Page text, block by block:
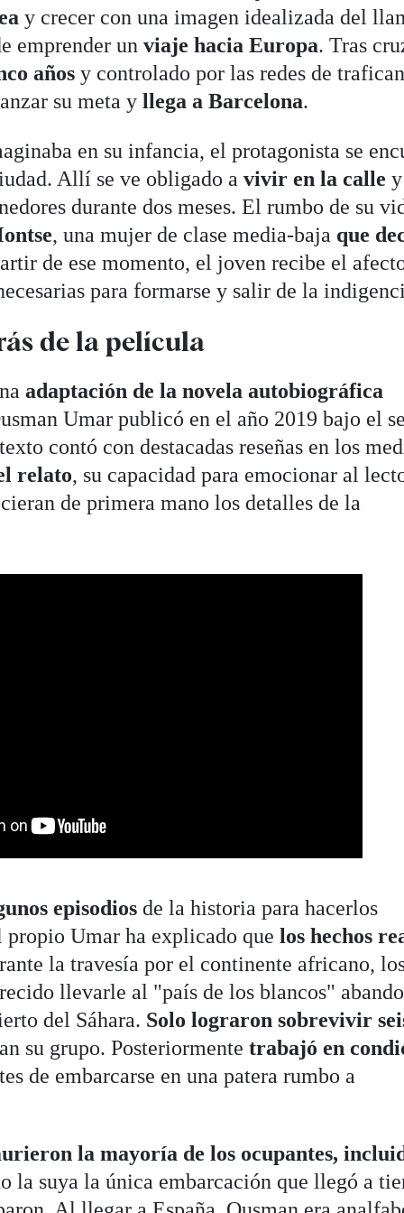
y crecer con una imagen idealizada del
emprender unviaje hacia Europa. Tras
años y controlado por las redes de
su meta yllega a Barcelona.
en su infancia, el protagonista se
Allí se ve obligado avivir en la calle
durante dos meses. El rumbo de su
, una mujer de clase media-baja que
de ese momento, el joven recibe el
para formarse y salir de la
de la película
adaptación de la novela autobiográfica
Umar publicó en el año 2019 bajo el
contó con destacadas reseñas en los
relato, su capacidad para emocionar al
de primera mano los detalles de la
episodiosde la historia para hacerlos
propio Umar ha explicado quelos hechos
la travesía por el continente africano,
llevarle al "país de los blancos"
del Sáhara. Solo lograron sobrevivir
su grupo. Posteriormentetrabajó en
de embarcarse en una patera rumbo a
la mayoría de los ocupantes,
la suya la única embarcación que llegó a